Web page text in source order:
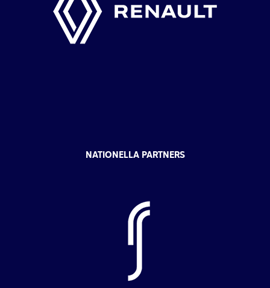
NATIONELLA PARTNERS